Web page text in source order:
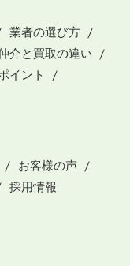
業者の選び方
介と買取の違い
イント
お客様の声
採用情報